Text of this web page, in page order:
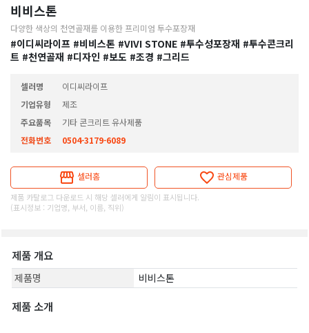
비비스톤
다양한 색상의 천연골재를 이용한 프리미엄 투수포장재
#이디씨라이프 #비비스톤 #VIVI STONE #투수성포장재 #투수콘크리
트 #천연골재 #디자인 #보도 #조경 #그리드
셀러명
이디씨라이프
기업유형
제조
주요품목
기타 콘크리트 유사제품
전화번호
0504-3179-6089
셀러홈 관심제품
제품 카탈로그 다운로드 시 해당 셀러에게 알림이 표시됩니다.
(표시정보 : 기업명, 부서, 이름, 직위)
제품 개요
제품명 비비스톤
제품 소개